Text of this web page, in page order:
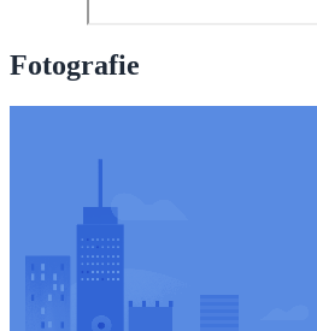
Fotografie